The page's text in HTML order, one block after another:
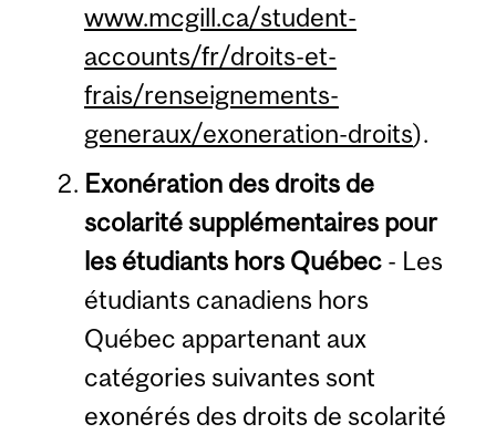
www.mcgill.ca/student-
accounts/fr/droits-et-
frais/renseignements-
generaux/exoneration-droits).
Exonération des droits de
scolarité supplémentaires pour
les étudiants hors Québec- Les
étudiants canadiens hors
Québec appartenant aux
catégories suivantes sont
exonérés des droits de scolarité